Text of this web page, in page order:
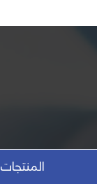
المنتجات